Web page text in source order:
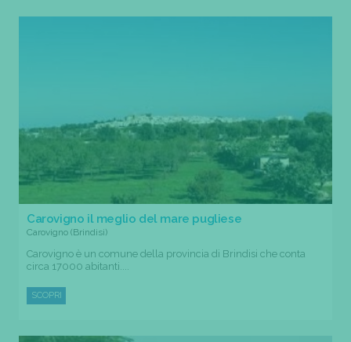
Carovigno il meglio del mare pugliese
Carovigno (Brindisi)
Carovigno è un comune della provincia di Brindisi che conta
circa 17000 abitanti....
SCOPRI